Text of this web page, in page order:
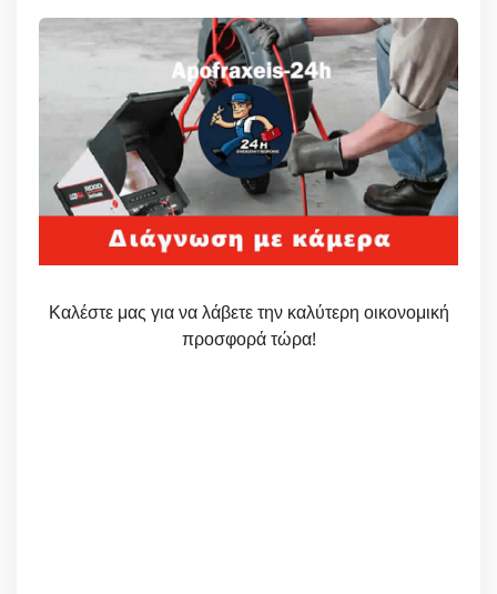
Καλέστε μας για να λάβετε την καλύτερη οικονομική
προσφορά τώρα!